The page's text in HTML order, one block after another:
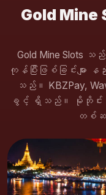
Gold
Gold Mine
ကုန်ပြီးဖြစ်ခြင်းမျာ
သည်။ KBZPay,
ခွင့် ရှိသည်။ မိုဘိုင်
တစ်